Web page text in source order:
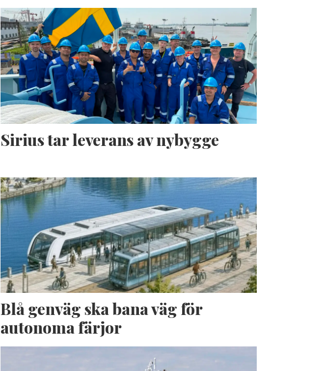
Sirius tar leverans av nybygge
Blå genväg ska bana väg för
autonoma färjor